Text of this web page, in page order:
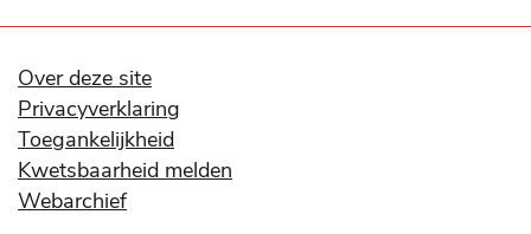
social
media
kanalen
Over deze site
Privacyverklaring
Toegankelijkheid
Kwetsbaarheid melden
Webarchief